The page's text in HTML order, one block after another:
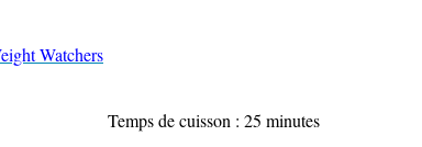
Watchers
minutes Temps de cuisson : 25 minutes